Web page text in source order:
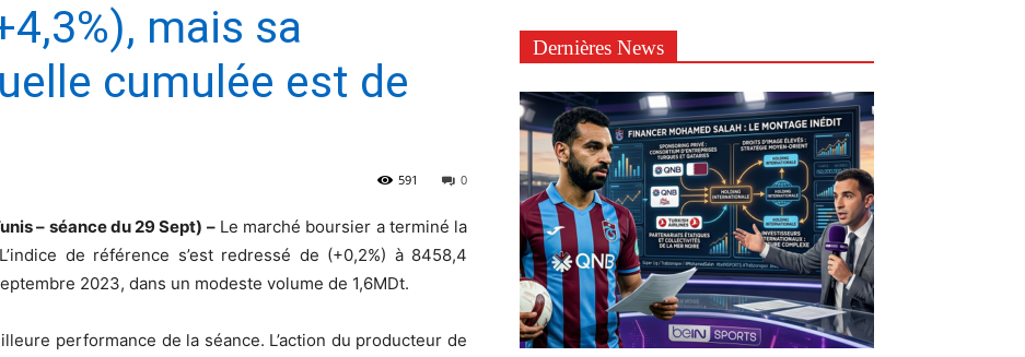
mais sa
cumulée est de
0
591
– séance du 29 Sept) –Le marché boursier a terminé la
de référence s’est redressé de (+0,2%) à 8458,4
2023, dans un modeste volume de 1,6MDt.
performance de la séance. L’action du producteur de
Dernières News